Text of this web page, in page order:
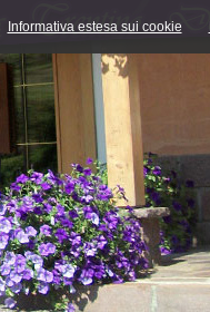
Informativa estesa sui cookie